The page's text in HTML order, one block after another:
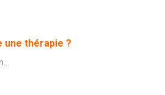
une thérapie ?